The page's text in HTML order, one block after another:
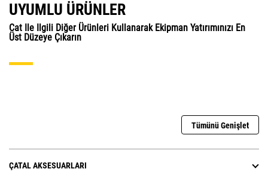
UYUMLU ÜRÜNLER
Cat Ile Ilgili Diğer Ürünleri Kullanarak Ekipman Yatırımınızı En
Üst Düzeye Çıkarın
Tümünü Genişlet
ÇATAL AKSESUARLARI